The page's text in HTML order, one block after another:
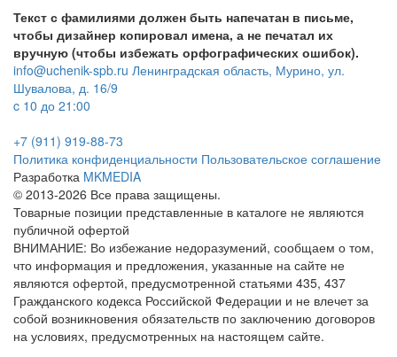
Текст с фамилиями должен быть напечатан в письме,
чтобы дизайнер копировал имена, а не печатал их
вручную (чтобы избежать орфографических ошибок).
info@uchenik-spb.ru Ленинградская область, Мурино, ул.
Шувалова, д. 16/9
c 10 до 21:00
+7 (911) 919-88-73
Политика конфиденциальности Пользовательское соглашение
Разработка MKMEDIA
© 2013-2026 Все права защищены.
Товарные позиции представленные в каталоге не являются
публичной офертой
ВНИМАНИЕ: Во избежание недоразумений, сообщаем о том,
что информация и предложения, указанные на сайте не
являются офертой, предусмотренной статьями 435, 437
Гражданского кодекса Российской Федерации и не влечет за
собой возникновения обязательств по заключению договоров
на условиях, предусмотренных на настоящем сайте.